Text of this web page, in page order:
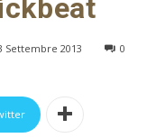
Settembre 2013 0